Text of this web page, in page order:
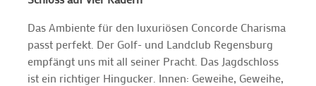
Das Ambiente für den luxuriösen Concorde Charisma
passt perfekt. Der Golf- und Landclub Regensburg
empfängt uns mit all seiner Pracht. Das Jagdschloss
ist ein richtiger Hingucker. Innen: Geweihe, Geweihe,